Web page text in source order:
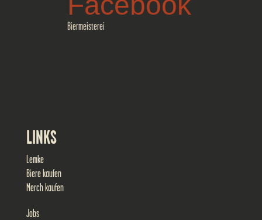
Biermeisterei
LINKS
Lemke
Biere kaufen
Merch kaufen
Jobs